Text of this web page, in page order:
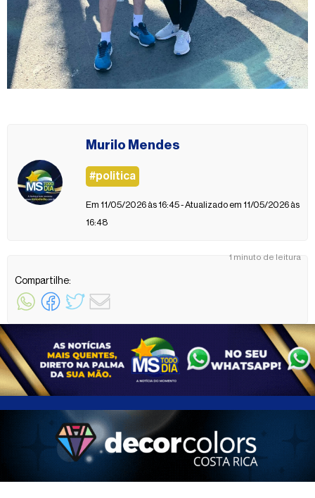
1 minuto de leitura
Murilo Mendes
#politica
Em 11/05/2026 às 16:45 - Atualizado em 11/05/2026 às
16:48
Compartilhe: